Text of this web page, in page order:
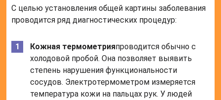
С целью установления общей картины заболевания
проводится ряд диагностических процедур:
Кожная термометрияпроводится обычно с
холодовой пробой. Она позволяет выявить
степень нарушения функциональности
сосудов. Электротермометром измеряется
температура кожи на пальцах рук. У людей